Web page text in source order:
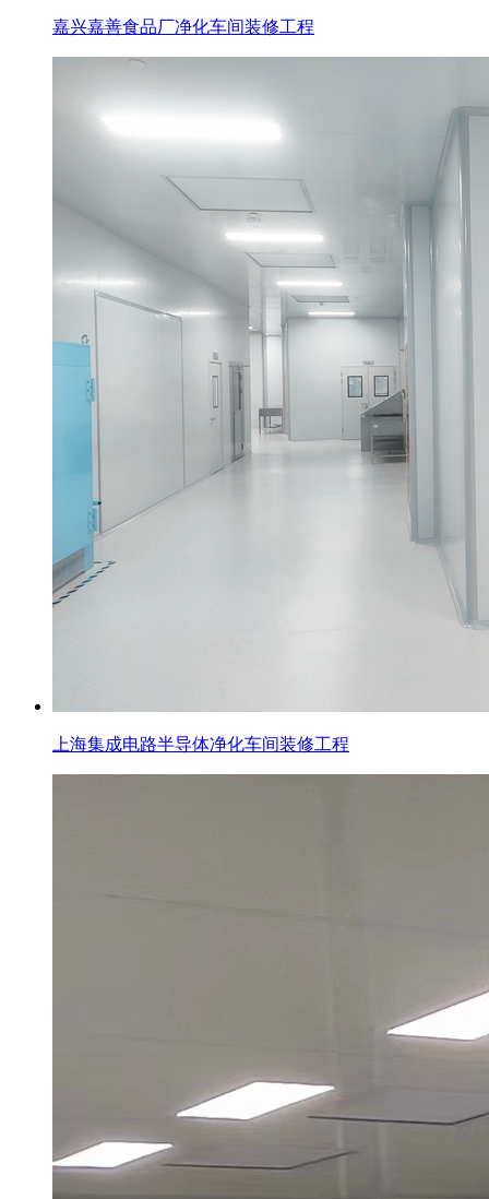
嘉兴嘉善食品厂净化车间装修工程
上海集成电路半导体净化车间装修工程